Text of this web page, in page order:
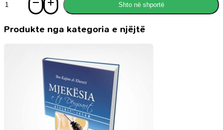
Mbi
e
Shto në shportë
Produkte nga kategoria e njëjtë